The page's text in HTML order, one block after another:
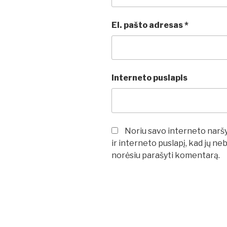
El. pašto adresas*
Interneto puslapis
Noriu savo interneto
ir interneto puslapį, kad jų
norėsiu parašyti komentarą.